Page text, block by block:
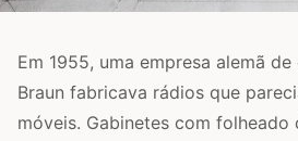
Em 1955, uma empresa alemã
Braun fabricava rádios que
móveis. Gabinetes com folheado